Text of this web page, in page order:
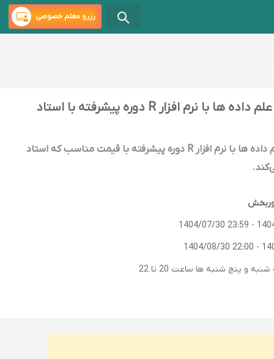
رزرو معلم خصوصی
کلاس و دوره آموزشی علم داده ها با نرم افزار R دوره پیشرفته با استاد
ثبت‌نام در کلاس آنلاین علم داده ها با نرم افزار R دوره پیشرفته با قیمت مناسب که استاد
-
1404/07/30 23:59
-
1404/08/30 22:00
و پنج شنبه ها ساعت 20 تا 22